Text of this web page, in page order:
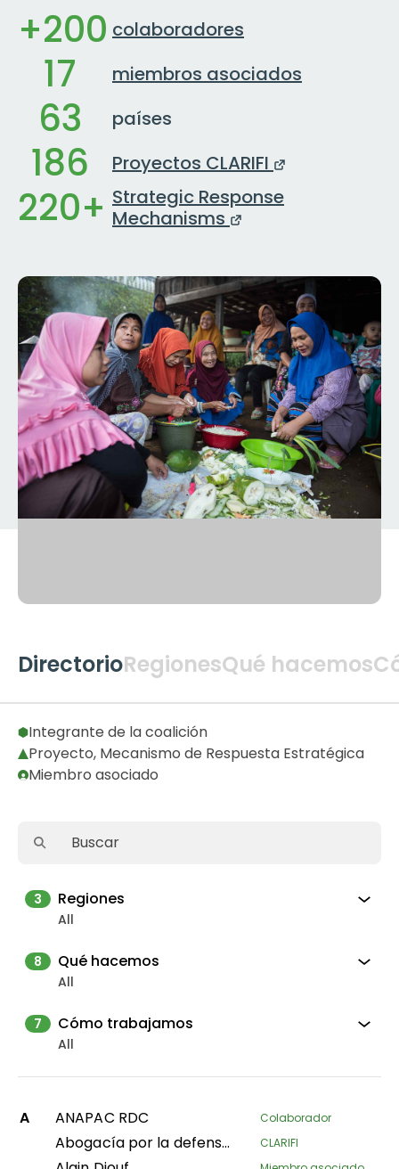
+200 colaboradores
17 miembros asociados
63 países
186 Proyectos CLARIFI
220+ Strategic Response
Mechanisms
DirectorioRegionesQué hacemos
2
Global
Integrante de la coalición
Proyecto, Mecanismo de Respuesta Estratégica
Miembro asociado
3 Regiones
All
8 Qué hacemos
All
7 Cómo trabajamos
All
A ANAPAC RDC Colaborador
Abogacía por la defensa de los derechos territoriales de los pueblos y comunidades indígenas en el departamento de Putumayo CLARIFI